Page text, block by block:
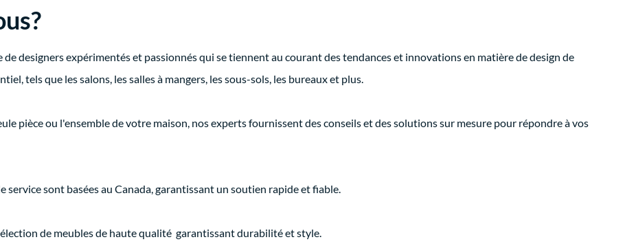
de designers expérimentés et passionnés qui se tiennent au courant des tendances et innovations en matière de design de
tels que les salons, les salles à mangers, les sous-sols, les bureaux et plus.
pièce ou l'ensemble de votre maison, nos experts fournissent des conseils et des solutions sur mesure pour répondre à vos
service sont basées au Canada, garantissant un soutien rapide et fiable.
de meubles de haute qualité garantissant durabilité et style.